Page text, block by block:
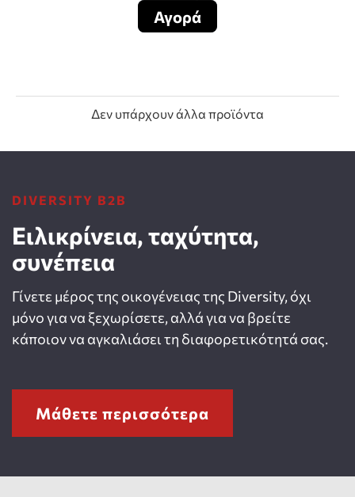
Αγορά
Δεν υπάρχουν άλλα προϊόντα
DIVERSITY B2B
Ειλικρίνεια, ταχύτητα,
συνέπεια
Γίνετε μέρος της οικογένειας της Diversity, όχι
μόνο για να ξεχωρίσετε, αλλά για να βρείτε
κάποιον να αγκαλιάσει τη διαφορετικότητά σας.
Μάθετε περισσότερα